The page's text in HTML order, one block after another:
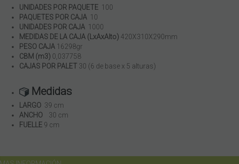
UNIDADES POR PAQUETE 100
PAQUETES POR CAJA 10
UNIDADES POR CAJA 1000
MEDIDAS DE LA CAJA (LxAxAlto) 420X310X290mm
PESO CAJA 16298gr
CBM (m3) 0,037758
CAJAS POR PALET 30 (6 de base x 5 alturas)
Medidas
LARGO 39 cm
ANCHO 30 cm
FUELLE 9 cm